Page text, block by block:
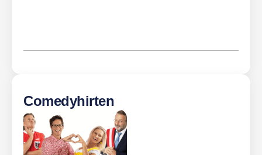
Comedyhirten